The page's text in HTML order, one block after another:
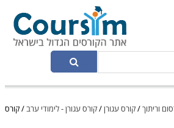
וריתוך/קורס עגורן/קורס עגורן - לימודי ערב/קורס